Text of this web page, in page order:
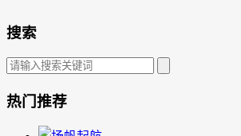
搜索
热门推荐